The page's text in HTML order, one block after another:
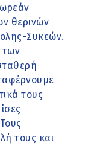
θερινών
Συκεών.
των
τους
τους και